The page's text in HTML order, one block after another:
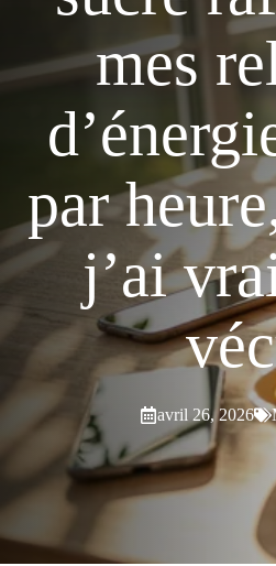
mes
par
j’ai
avril 26, 2026